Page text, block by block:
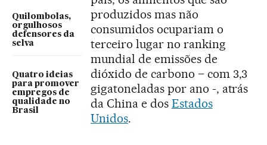
Quilombolas,
orgulhosos
defensores da
selva
Quatro ideias
para promover
empregos de
qualidade no
Brasil
produzidos mas não
consumidos ocupariam o
terceiro lugar no ranking
mundial de emissões de
dióxido de carbono – com 3,3
gigatoneladas por ano -, atrás
da China e dos Estados
Unidos.